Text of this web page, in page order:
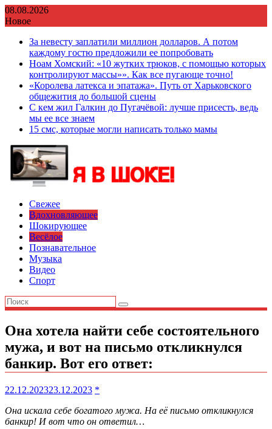
Перейти
к
08.08.2026
Новое
За невесту заплатили миллион долларов. А потом
каждому гостю предложили ее попробовать
Ноам Хомский: «10 жутких трюков, с помощью которых
контролируют массы»». Как все пугающе точно!
«Королева латекса и эпатажа». Путь от Харьковского
общежития до большой сцены
С кем жил Галкин до Пугачёвой: лучше присесть, ведь
мы ее все знаем
15 смс, которые могли написать только мамы
Свежее
Вдохновляющее
Шокирующее
Весёлое
Познавательное
Музыка
Видео
Спорт
Она хотела найти себе состоятельного
мужа, и вот на письмо откликнулся
банкир. Вот его ответ:
22.12.202323.12.2023 *
Она искала себе богатого мужа. На её письмо откликнулся
банкир! И вот что он ответил…